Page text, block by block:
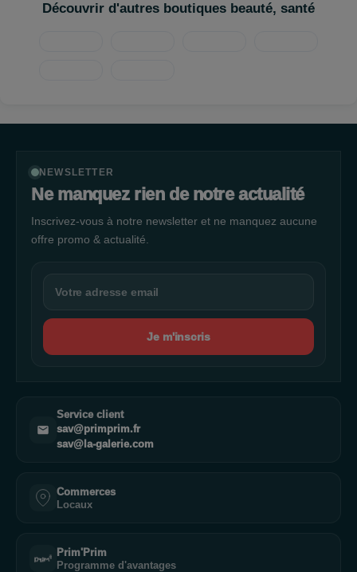
Découvrir d'autres boutiques beauté, santé
NEWSLETTER
Ne manquez rien de notre actualité
Inscrivez-vous à notre newsletter et ne manquez aucune
offre promo & actualité.
Je m'inscris
Service client
sav@primprim.fr
sav@la-galerie.com
Commerces
Locaux
Prim'Prim
Programme d'avantages